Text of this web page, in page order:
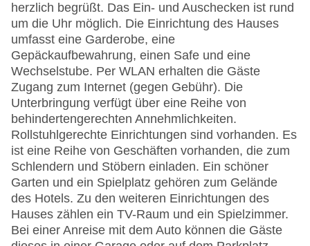
herzlich begrüßt. Das Ein- und Auschecken ist rund
um die Uhr möglich. Die Einrichtung des Hauses
umfasst eine Garderobe, eine
Gepäckaufbewahrung, einen Safe und eine
Wechselstube. Per WLAN erhalten die Gäste
Zugang zum Internet (gegen Gebühr). Die
Unterbringung verfügt über eine Reihe von
behindertengerechten Annehmlichkeiten.
Rollstuhlgerechte Einrichtungen sind vorhanden. Es
ist eine Reihe von Geschäften vorhanden, die zum
Schlendern und Stöbern einladen. Ein schöner
Garten und ein Spielplatz gehören zum Gelände
des Hotels. Zu den weiteren Einrichtungen des
Hauses zählen ein TV-Raum und ein Spielzimmer.
Bei einer Anreise mit dem Auto können die Gäste